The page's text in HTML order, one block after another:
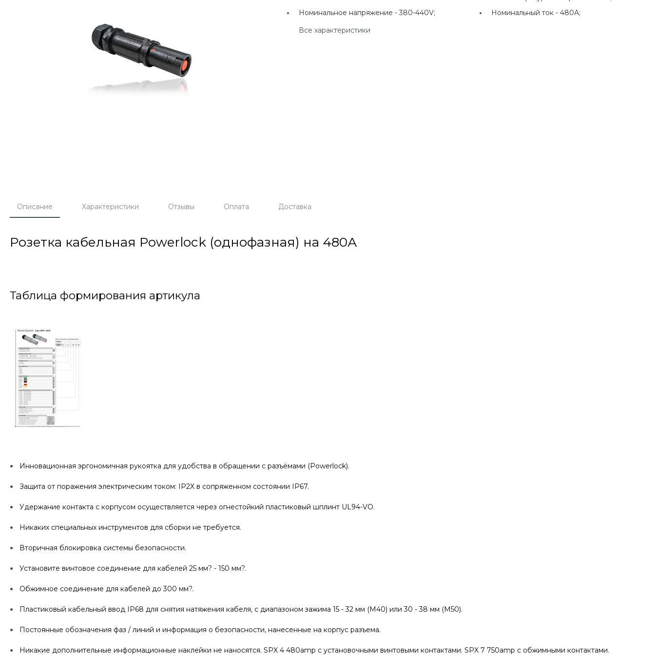
Клары Цеткин, д. 4
Номинальное напряжение -380-440V; Номинальный ток -480А;
Все характеристики
Описание Характеристики Отзывы Оплата Доставка
Розетка кабельная Powerlock (однофазная) на 480А
Таблица формирования артикула
Инновационная эргономичная рукоятка для удобства в обращении с разъёмами (Powerlock).
Защита от поражения электрическим током: IP2X в сопряженном состоянии IP67.
Удержание контакта с корпусом осуществляется через огнестойкий пластиковый шплинт UL94-VO.
Никаких специальных инструментов для сборки не требуется.
Вторичная блокировка системы безопасности.
Установите винтовое соединение для кабелей 25 мм? - 150 мм?.
Обжимное соединение для кабелей до 300 мм?.
Пластиковый кабельный ввод IP68 для снятия натяжения кабеля, с диапазоном зажима 15 - 32 мм (M40) или 30 - 38 мм (M50).
Постоянные обозначения фаз / линий и информация о безопасности, нанесенные на корпус разъема.
Никакие дополнительные информационные наклейки не наносятся. SPX 4 480amp с установочными винтовыми контактами. SPX 7 750amp с обжимными контактами.